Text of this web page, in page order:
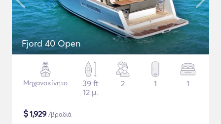
Fjord 40 Open
Μηχανοκίνητο
39 ft
12 μ.
2 1 1
$1,929 /βραδιά